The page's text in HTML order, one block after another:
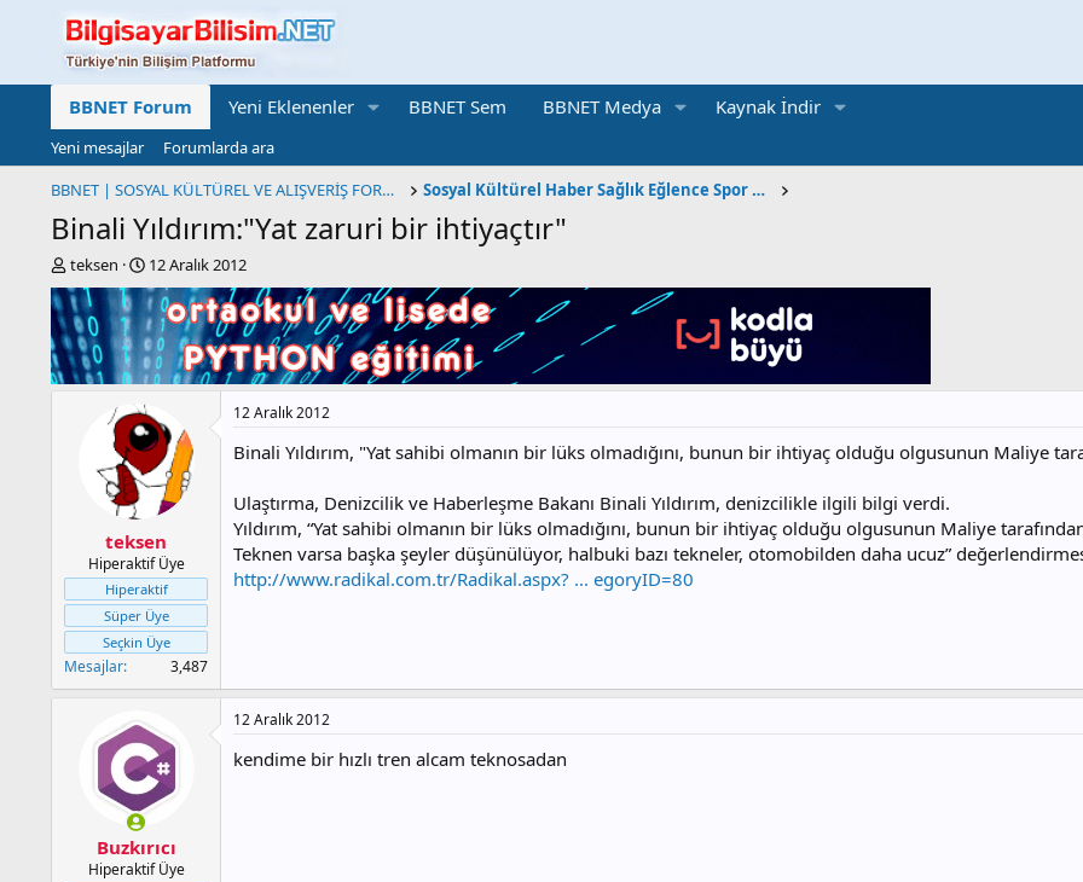
BBNET Forum Yeni Eklenenler BBNET Sem BBNET Medya Kaynak İndir
Yeni mesajlar
Forumlarda ara
BBNET | SOSYAL KÜLTÜREL VE ALIŞVERİŞ FORUMU
Sosyal Kültürel Haber Sağlık Eğlence Spor Otomobil
Binali Yıldırım:"Yat zaruri bir ihtiyaçtır"
K
o
n
b
u
y
teksen
B
a
ş
l
a
n
ı
ç
a
h
i
12 Aralık 2012
teksen
Hiperaktif Üye
Hiperaktif
Süper Üye
Seçkin Üye
Mesajlar 3,487
12 Aralık 2012
Binali Yıldırım, "Yat sahibi olmanın bir lüks olmadığını, bunun bir ihtiyaç olduğu olgusunun Maliye
Ulaştırma, Denizcilik ve Haberleşme Bakanı Binali Yıldırım, denizcilikle ilgili bilgi verdi.
Yıldırım, “Yat sahibi olmanın bir lüks olmadığını, bunun bir ihtiyaç olduğu olgusunun Maliye
Teknen varsa başka şeyler düşünülüyor, halbuki bazı tekneler, otomobilden daha ucuz”
http://www.radikal.com.tr/Radikal.aspx? ... egoryID=80
Buzkırıcı
Hiperaktif Üye
12 Aralık 2012
kendime bir hızlı tren alcam teknosadan